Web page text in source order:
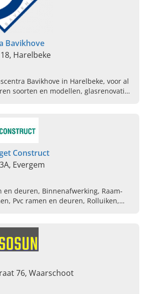
Bavikhove
Harelbeke
Bavikhove in Harelbeke, voor al
soorten en modellen, glasrenovatie,
Construct
Evergem
en deuren, Binnenafwerking, Raam-
Pvc ramen en deuren, Rolluiken,
76, Waarschoot